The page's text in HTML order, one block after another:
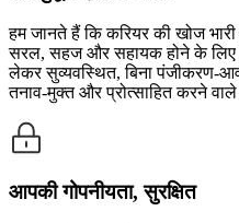
हम जानते हैं कि करियर की खोज
सरल, सहज और सहायक होने के लिए
लेकर सुव्यवस्थित, बिना पंजीकरण-
तनाव-मुक्त और प्रोत्साहित करने
आपकी गोपनीयता, सुरक्षित